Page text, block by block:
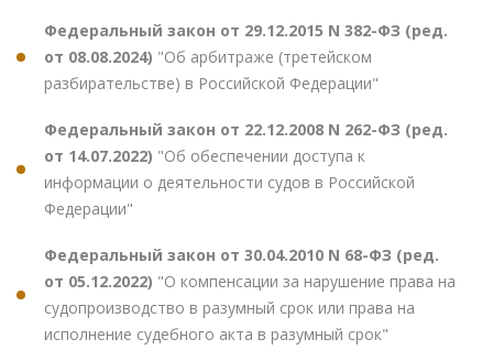
Федеральный закон от 29.12.2015 N 382-ФЗ (ред.
от 08.08.2024) "Об арбитраже (третейском
разбирательстве) в Российской Федерации"
Федеральный закон от 22.12.2008 N 262-ФЗ (ред.
от 14.07.2022) "Об обеспечении доступа к
информации о деятельности судов в Российской
Федерации"
Федеральный закон от 30.04.2010 N 68-ФЗ (ред.
от 05.12.2022) "О компенсации за нарушение права на
судопроизводство в разумный срок или права на
исполнение судебного акта в разумный срок"